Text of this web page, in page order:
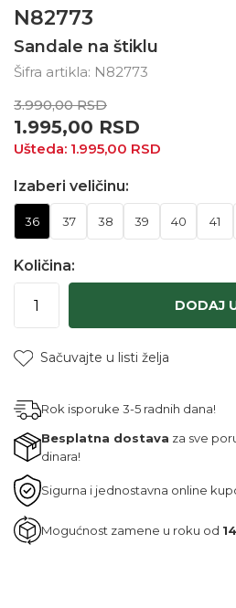
N82773
Sandale na štiklu
Šifra artikla: N82773
3.990,00 RSD
1.995,00 RSD
Ušteda: 1.995,00 RSD
Izaberi veličinu:
36 37 38 39 40 41
Količina:
DODAJ
Sačuvajte u listi želja
Rok isporuke 3-5 radnih dana!
Besplatna dostava za sve
dinara!
Sigurna i jednostavna online
Mogućnost zamene u roku od